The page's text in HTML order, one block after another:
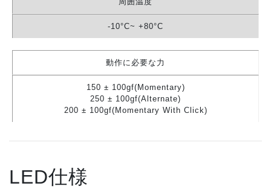
-10°C~ +80°C
動作に必要な力
150 ± 100gf(Momentary)
250 ± 100gf(Alternate)
200 ± 100gf(Momentary With Click)
LED仕様